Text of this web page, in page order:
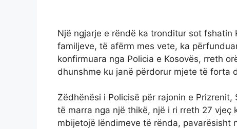
Një ngjarje e rëndë ka tronditur sot
familjeve, të afërm mes vete, ka
konfirmuara nga Policia e Kosovës, rreth
dhunshme ku janë përdorur mjete të forta
Zëdhënësi i Policisë për rajonin e
të marra nga një thikë, një i ri rreth 27 vjeç
mbijetojë lëndimeve të rënda, pavarësisht